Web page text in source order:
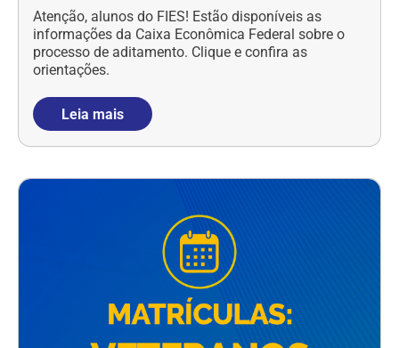
Atenção, alunos do FIES! Estão disponíveis as
informações da Caixa Econômica Federal sobre o
processo de aditamento. Clique e confira as
orientações.
Leia mais